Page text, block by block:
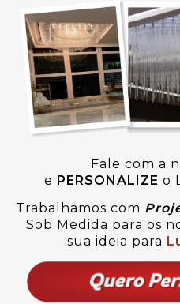
Fale com a
e PERSONALIZE o
Trabalhamos com
Sob Medida para os
sua ideia para